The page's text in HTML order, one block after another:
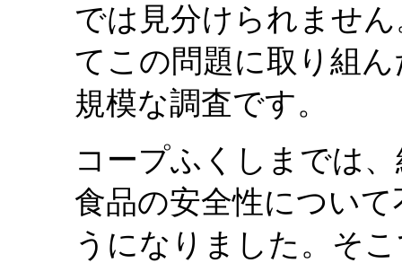
では見分けられませ
てこの問題に取り組
規模な調査です。
コープふくしまでは
食品の安全性につい
うになりました。そ